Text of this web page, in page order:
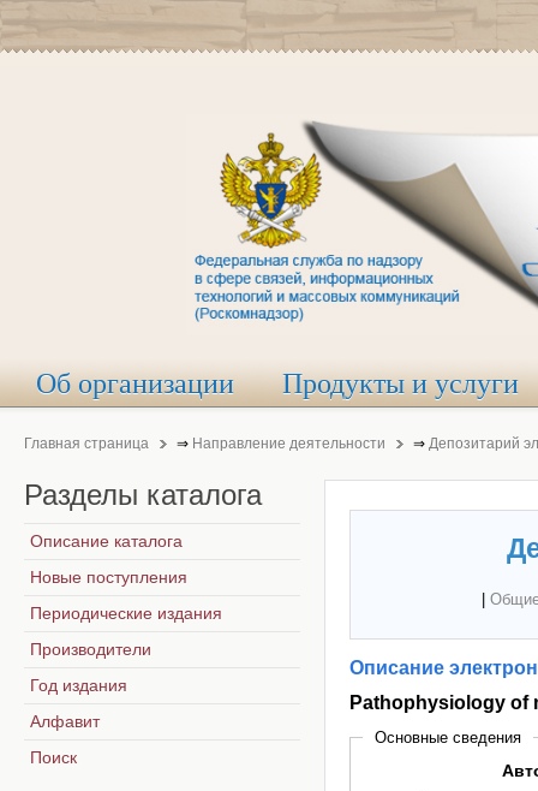
Об организации Продукты и услуги
Главная страница ⇒ Направление деятельности ⇒ Депозитарий
Описание
Pathophysiology of
Основные сведения
Разделы каталога
Описание каталога
Новые поступления
Периодические издания
Производители
Год издания
Алфавит
Поиск